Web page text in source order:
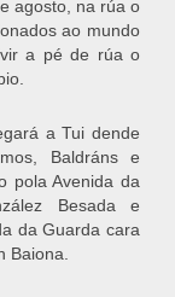
agosto, na rúa o
ao mundo
a pé de rúa o
a Tui dende
Baldráns e
pola Avenida da
Besada e
da Guarda cara
Baiona.